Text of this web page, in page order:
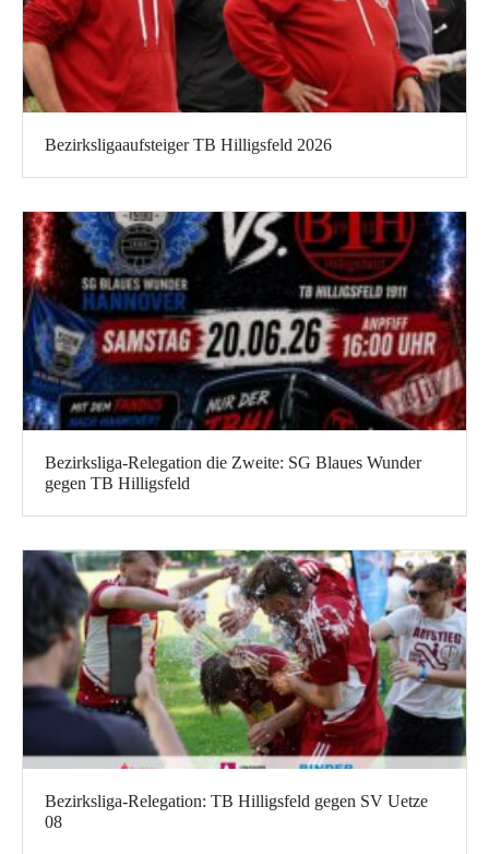
Bezirksligaaufsteiger TB Hilligsfeld 2026
Bezirksliga-Relegation die Zweite: SG Blaues Wunder
gegen TB Hilligsfeld
Bezirksliga-Relegation: TB Hilligsfeld gegen SV Uetze
08